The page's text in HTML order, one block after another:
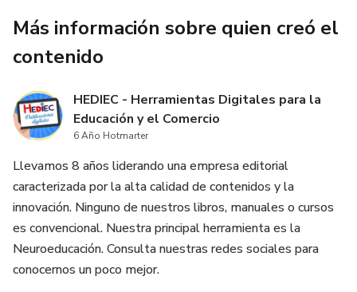
Más información sobre quien creó el
contenido
HEDIEC - Herramientas Digitales para la
Educación y el Comercio
6 Año Hotmarter
Llevamos 8 años liderando una empresa editorial
caracterizada por la alta calidad de contenidos y la
innovación. Ninguno de nuestros libros, manuales o cursos
es convencional. Nuestra principal herramienta es la
Neuroeducación. Consulta nuestras redes sociales para
conocernos un poco mejor.